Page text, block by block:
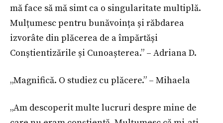
mă face să mă simt ca o singularitate multiplă.
Mulțumesc pentru bunăvoința și răbdarea
izvorâte din plăcerea de a împărtăși
Conștientizările și Cunoașterea.” – Adriana D.
„Magnifică. O studiez cu plăcere.” – Mihaela
„Am descoperit multe lucruri despre mine de